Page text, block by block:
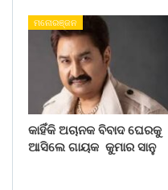
ମନୋରଞ୍ଜନ
କାହିଁକି ଅଚାନକ ବିବାଦ ଘେରକୁ
ଆସିଲେ ଗାୟକ କୁମାର ସାନୁ